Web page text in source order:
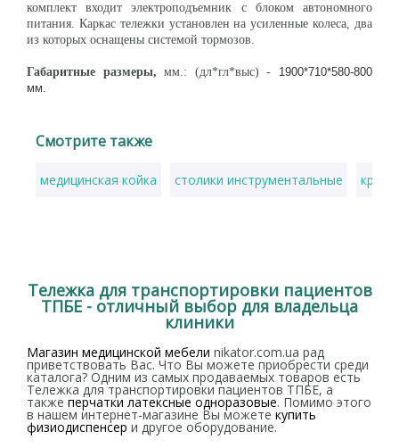
комплект входит электроподъемник с блоком автономного
питания. Каркас тележки установлен на усиленные колеса, два
из которых оснащены системой тормозов.
Габаритные размеры, мм.: (дл*гл*выс) - 1900*710*580-800
мм.
Смотрите также
медицинская койка столики инструментальные
Тележка для транспортировки пациентов
ТПБЕ - отличный выбор для владельца
клиники
Магазин медицинской мебели nikator.com.ua рад
приветствовать Вас. Что Вы можете приобрести среди
каталога? Одним из самых продаваемых товаров есть
Тележка для транспортировки пациентов ТПБЕ, а
также перчатки латексные одноразовые. Помимо этого
в нашем интернет-магазине Вы можете купить
физиодиспенсер и другое оборудование.